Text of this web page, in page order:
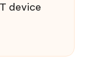
device